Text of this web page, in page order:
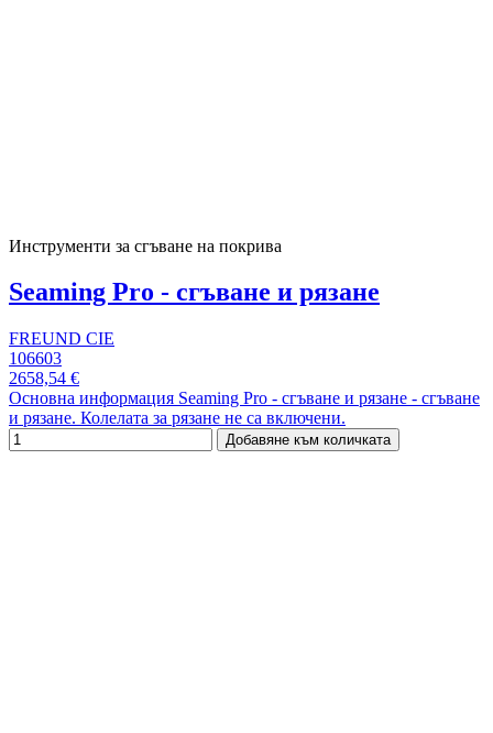
Инструменти за сгъване на покрива
Seaming Pro - сгъване и рязане
FREUND CIE
106603
2658,54 €
Основна информация Seaming Pro - сгъване и рязане - сгъване
и рязане. Колелата за рязане не са включени.
Добавяне към количката